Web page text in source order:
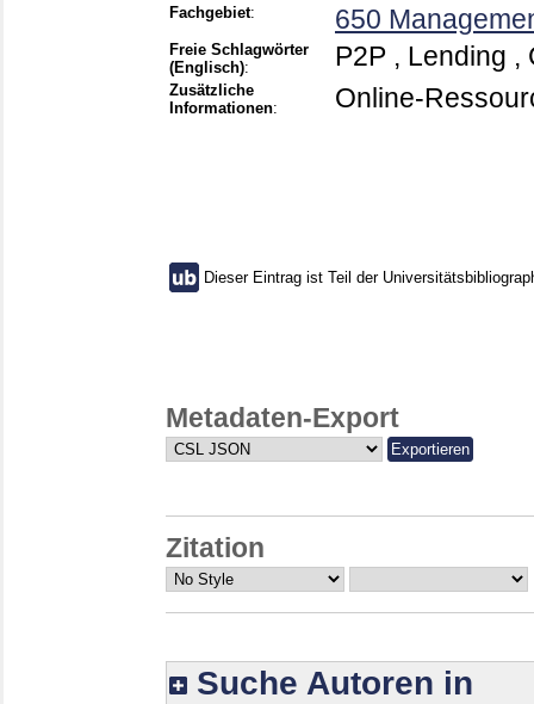
Fachgebiet: 650
Freie Schlagwörter
(Englisch): P2P , Lending ,
Zusätzliche
Informationen: Online-
Dieser Eintrag ist Teil der
Metadaten-Export
Zitation
Suche Autoren in